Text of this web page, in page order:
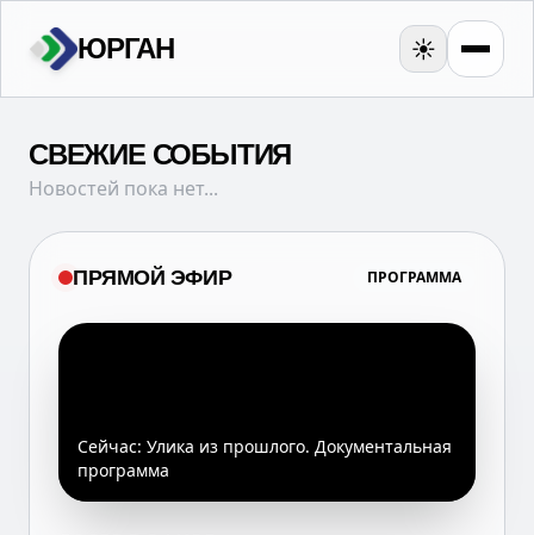
ЮРГАН ☀️
СВЕЖИЕ СОБЫТИЯ
Новостей пока нет...
ПРЯМОЙ ЭФИР ПРОГРАММА
Сейчас: Улика из прошлого. Документальная
программа